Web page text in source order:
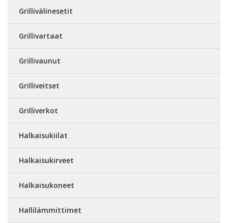
Grillivälinesetit
Grillivartaat
Grillivaunut
Grilliveitset
Grilliverkot
Halkaisukiilat
Halkaisukirveet
Halkaisukoneet
Hallilämmittimet